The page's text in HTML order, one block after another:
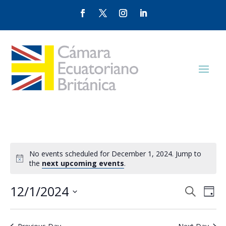
No events scheduled for December 1, 2024. Jump to
the next upcoming events.
Events
Search
Day
12/1/2024